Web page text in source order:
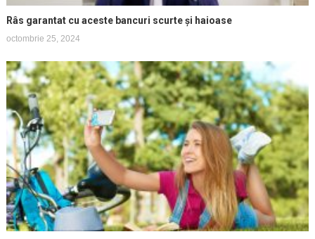
Râs garantat cu aceste bancuri scurte și haioase
octombrie 25, 2024